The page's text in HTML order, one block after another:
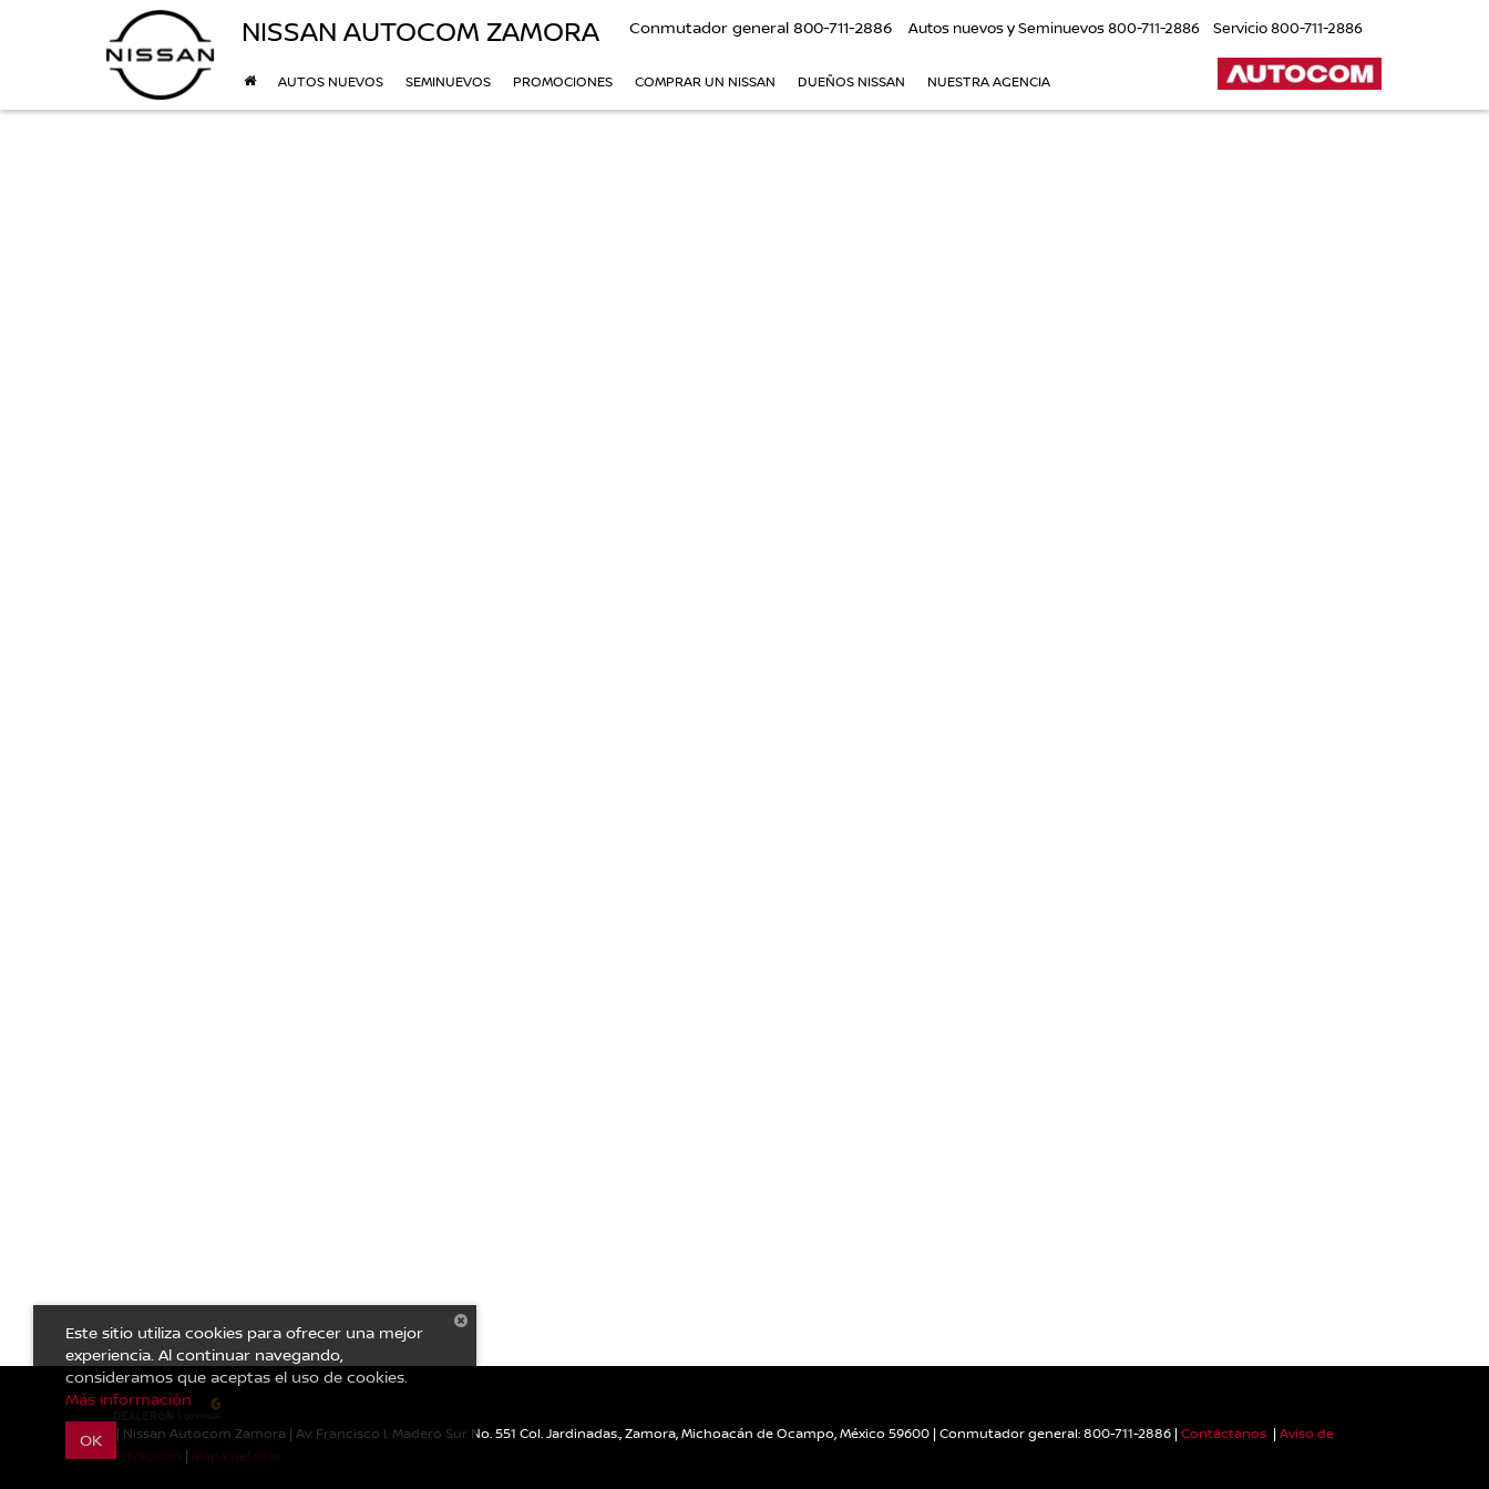
NISSAN AUTOCOM ZAMORA Conmutador general 800-711-2886 Autos nuevos y Seminuevos800-711-2886 Servicio800-711-2886
AUTOS NUEVOS SEMINUEVOS PROMOCIONES COMPRAR UN NISSAN DUEÑOS NISSAN NUESTRA AGENCIA
| Nissan Autocom Zamora | Av. Francisco I. Madero Sur No. 551 Col. Jardinadas.,Zamora,Michoacán de Ocampo,México 59600 | Conmutador general:800-711-2886 |Contáctanos |Aviso de
Privacidad | Mapa del sitio
Este sitio utiliza cookies para ofrecer una mejor
experiencia. Al continuar navegando,
consideramos que aceptas el uso de cookies.
Más información
OK